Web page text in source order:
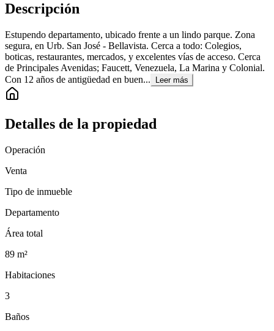
Descripción
Estupendo departamento, ubicado frente a un lindo parque. Zona
segura, en Urb. San José - Bellavista. Cerca a todo: Colegios,
boticas, restaurantes, mercados, y excelentes vías de acceso. Cerca
de Principales Avenidas; Faucett, Venezuela, La Marina y Colonial.
Con 12 años de antigüedad en buen...
Leer más
Detalles de la propiedad
Operación
Venta
Tipo de inmueble
Departamento
Área total
89 m²
Habitaciones
3
Baños